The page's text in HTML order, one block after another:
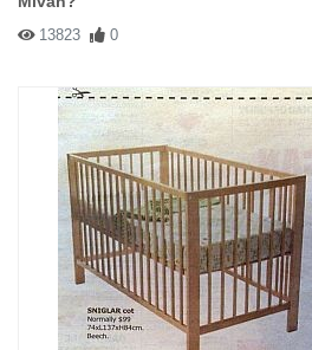
13823 0